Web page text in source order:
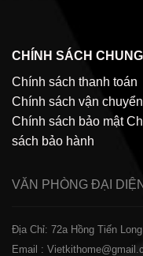
CHÍNH SÁCH CHUNG
Chính sách thanh toán
Chính sách vận chuyển
Chính sách bảo mật
sách bảo hành
VĂN PHÒNG ĐẠI DIỆN
Địa Chỉ: 72a Hồng Tiến
Email :